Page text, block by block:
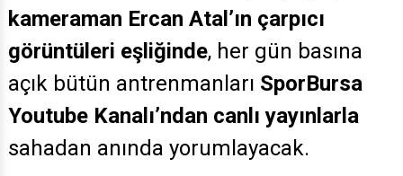
kameraman Ercan Atal’ın çarpıcı
görüntüleri eşliğinde, her gün basına
açık bütün antrenmanları SporBursa
Youtube Kanalı’ndan canlı yayınlarla
sahadan anında yorumlayacak.